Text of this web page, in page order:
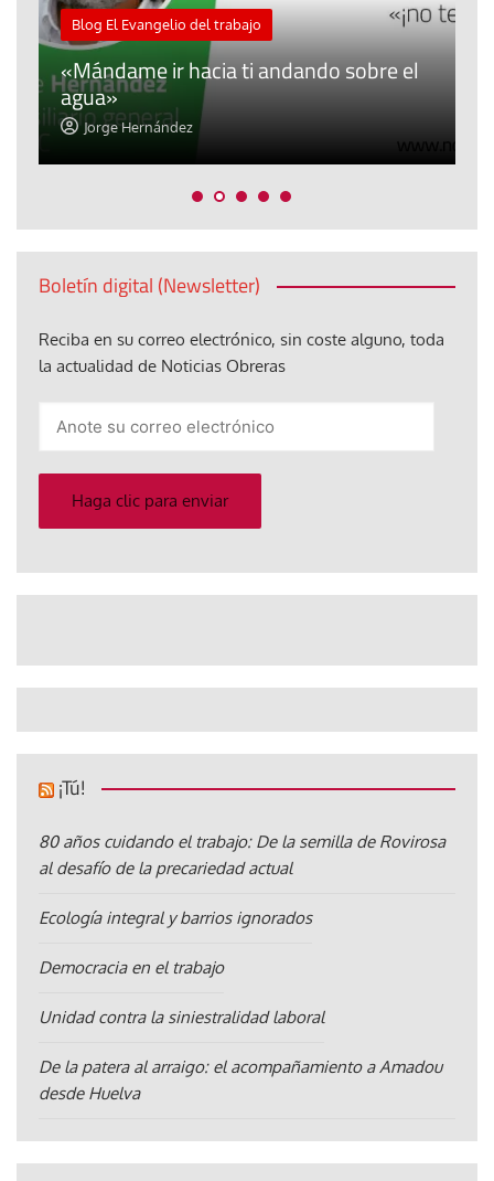
Blog El Evangelio del trabajo
«Mándame ir hacia ti andando sobre el
agua»
Jorge Hernández
Boletín digital (Newsletter)
Reciba en su correo electrónico, sin coste alguno, toda
la actualidad de Noticias Obreras
electrónico
Haga clic para enviar
¡Tú!
80 años cuidando el trabajo: De la semilla de Rovirosa
al desafío de la precariedad actual
Ecología integral y barrios ignorados
Democracia en el trabajo
Unidad contra la siniestralidad laboral
De la patera al arraigo: el acompañamiento a Amadou
desde Huelva